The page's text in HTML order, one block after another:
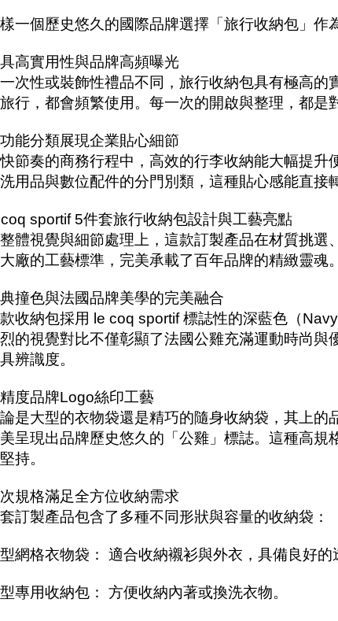
一個歷史悠久的國際品牌選擇「旅行收納包」作
高實用性與品牌高頻曝光
次性或裝飾性禮品不同，旅行收納包具有極高的
行，都會頻繁使用。每一次的開啟與整理，都是
能分類展現企業貼心細節
節奏的商務行程中，高效的行李收納能大幅提升
用品與數位配件的分門別類，這種貼心感能直接
coq sportif 5件套旅行收納包設計與工藝亮點
體視覺與細節處理上，這款訂製產品在材質挑選
廠的工藝標準，完美承載了百年品牌的精緻靈魂。
撞色與法國品牌美學的完美融合
收納包採用 le coq sportif 標誌性的深藍色（
的視覺對比不僅彰顯了法國公雞充滿運動時尚與
辨識度。
度品牌Logo絲印工藝
是大型的衣物袋還是精巧的隨身收納袋，其上的
呈現出品牌歷史悠久的「公雞」標誌。這種高規
持。
規格滿足全方位收納需求
訂製產品包含了多種不同形狀與容量的收納袋：
網格衣物袋： 適合收納襯衫與外衣，具備良好的
專用收納包： 方便收納內著或換洗衣物。